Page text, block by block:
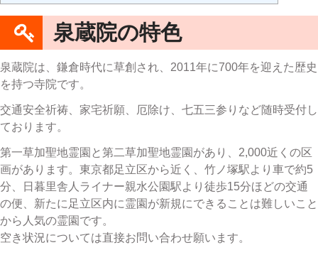
泉蔵院の特色
泉蔵院は、鎌倉時代に草創され、2011年に700年を迎えた歴史
を持つ寺院です。
交通安全祈祷、家宅祈願、厄除け、七五三参りなど随時受付し
ております。
第一草加聖地霊園と第二草加聖地霊園があり、2,000近くの区
画があります。東京都足立区から近く、竹ノ塚駅より車で約5
分、日暮里舎人ライナー親水公園駅より徒歩15分ほどの交通
の便、新たに足立区内に霊園が新規にできることは難しいこと
から人気の霊園です。
空き状況については直接お問い合わせ願います。